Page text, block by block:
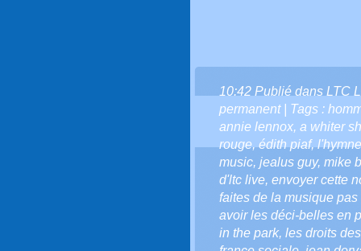
10:42 Publié dans LTC
permanent| Tags :
annie lennox, a whiter
rouge,édith piaf,
music, jealus guy, mike
d'ltc live, envoyer cette
faites de la musique
avoir les déci-belles en
in the park, les droits